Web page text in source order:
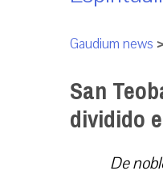
Gaudium news
San
dividido
De